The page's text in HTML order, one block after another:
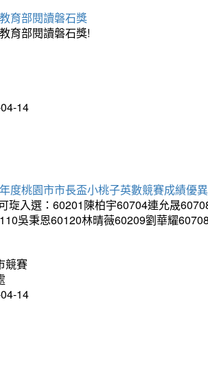
育部閱讀磐石獎
育部閱讀磐石獎!
14
度桃園市市長盃小桃子英數競賽成績優
琁入選：60201陳柏宇60704連允晟
吳秉恩60120林晴薇60209劉華耀
競賽
14